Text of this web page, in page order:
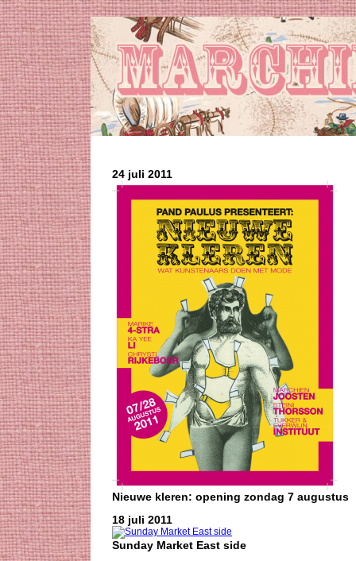
24 juli 2011
Nieuwe kleren: opening zondag 7 augustus
18 juli 2011
Sunday Market East side